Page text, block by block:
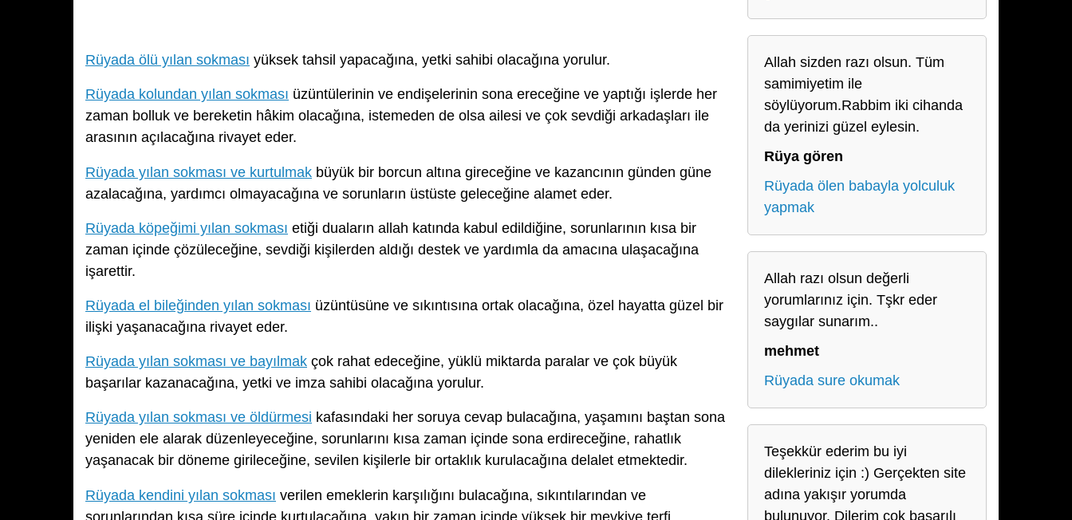
Rüyada ölü yılan sokması yüksek tahsil yapacağına, yetki sahibi olacağına yorulur.
Rüyada kolundan yılan sokması üzüntülerinin ve endişelerinin sona ereceğine ve yaptığı işlerde her
zaman bolluk ve bereketin hâkim olacağına, istemeden de olsa ailesi ve çok sevdiği arkadaşları ile
arasının açılacağına rivayet eder.
Rüyada yılan sokması ve kurtulmak büyük bir borcun altına gireceğine ve kazancının günden güne
azalacağına, yardımcı olmayacağına ve sorunların üstüste geleceğine alamet eder.
Rüyada köpeğimi yılan sokması etiği duaların allah katında kabul edildiğine, sorunlarının kısa bir
zaman içinde çözüleceğine, sevdiği kişilerden aldığı destek ve yardımla da amacına ulaşacağına
işarettir.
Rüyada el bileğinden yılan sokması üzüntüsüne ve sıkıntısına ortak olacağına, özel hayatta güzel bir
ilişki yaşanacağına rivayet eder.
Rüyada yılan sokması ve bayılmak çok rahat edeceğine, yüklü miktarda paralar ve çok büyük
başarılar kazanacağına, yetki ve imza sahibi olacağına yorulur.
Rüyada yılan sokması ve öldürmesi kafasındaki her soruya cevap bulacağına, yaşamını baştan sona
yeniden ele alarak düzenleyeceğine, sorunlarını kısa zaman içinde sona erdireceğine, rahatlık
yaşanacak bir döneme girileceğine, sevilen kişilerle bir ortaklık kurulacağına delalet etmektedir.
Rüyada kendini yılan sokması verilen emeklerin karşılığını bulacağına, sıkıntılarından ve
sorunlarından kısa süre içinde kurtulacağına, yakın bir zaman içinde yüksek bir mevkiye terfi
Allah sizden razı olsun. Tüm
samimiyetim ile
söylüyorum.Rabbim iki cihanda
da yerinizi güzel eylesin.
Rüya gören
Rüyada ölen babayla yolculuk
yapmak
Allah razı olsun değerli
yorumlarınız için. Tşkr eder
saygılar sunarım..
mehmet
Rüyada sure okumak
Teşekkür ederim bu iyi
dilekleriniz için :) Gerçekten site
adına yakışır yorumda
bulunuyor. Dilerim çok başarılı